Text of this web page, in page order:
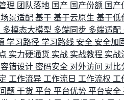
理 团队落地 国产 国产份额 国产
场景适配 基于 基于云原生 基于低
多模态大模型 多端同步 多端适配
学习路径 学习路线 安全 安全加
实力硬通货 实战 实战教程 实战
容错设计 密码安全 对外访问 对比
工作流异 工作流日 工作流权 工
题 干货 平台 平台优势 平台安全